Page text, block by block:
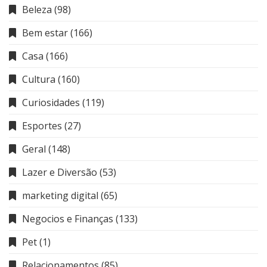
Beleza (98)
Bem estar(166)
Casa (166)
Cultura (160)
Curiosidades (119)
Esportes (27)
Geral (148)
Lazer e Diversão (53)
marketing digital (65)
Negocios e Finanças (133)
Pet(1)